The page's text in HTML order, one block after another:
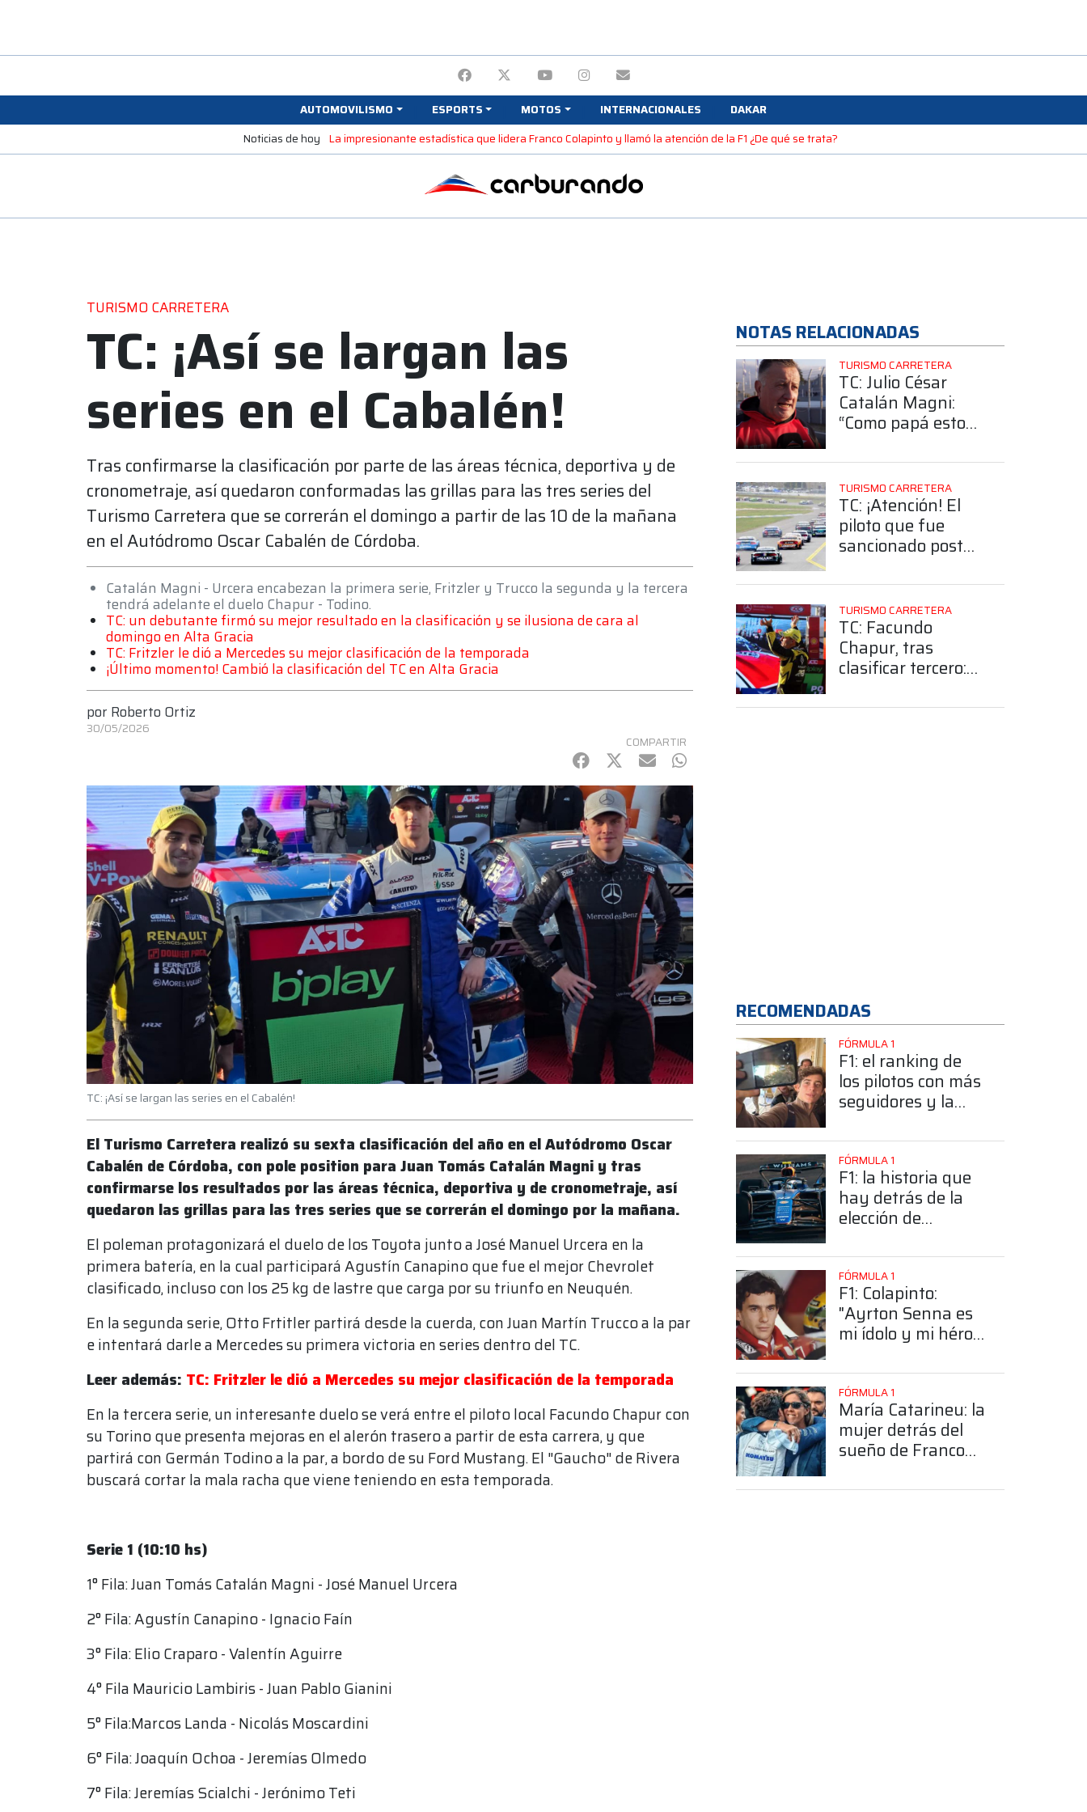
AUTOMOVILISMO ESPORTS MOTOS INTERNACIONALES
DAKAR
Noticias de hoy La impresionante estadística que lidera Franco Colapinto y llamó la atención de la F1 ¿De qué se trata?
TURISMO CARRETERA
TC: ¡Así se largan las
series en el Cabalén!
Tras confirmarse la clasificación por parte de las áreas técnica, deportiva y de
cronometraje, así quedaron conformadas las grillas para las tres series del
Turismo Carretera que se correrán el domingo a partir de las 10 de la mañana
en el Autódromo Oscar Cabalén de Córdoba.
Catalán Magni - Urcera encabezan la primera serie, Fritzler y Trucco la segunda y la tercera
tendrá adelante el duelo Chapur - Todino.
TC: un debutante firmó su mejor resultado en la clasificación y se ilusiona de cara al
domingo en Alta Gracia
TC: Fritzler le dió a Mercedes su mejor clasificación de la temporada
¡Último momento! Cambió la clasificación del TC en Alta Gracia
por Roberto Ortiz
30/05/2026
COMPARTIR
Facebook
Twitter
mail WhatsApp
TC: ¡Así se largan las series en el Cabalén!
El Turismo Carretera realizó su sexta clasificación del año en el Autódromo Oscar
Cabalén de Córdoba, con pole position para Juan Tomás Catalán Magni y tras
confirmarse los resultados por las áreas técnica, deportiva y de cronometraje, así
quedaron las grillas para las tres series que se correrán el domingo por la mañana.
El poleman protagonizará el duelo de los Toyota junto a José Manuel Urcera en la
primera batería, en la cual participará Agustín Canapino que fue el mejor Chevrolet
clasificado, incluso con los 25 kg de lastre que carga por su triunfo en Neuquén.
En la segunda serie, Otto Frtitler partirá desde la cuerda, con Juan Martín Trucco a la par
e intentará darle a Mercedes su primera victoria en series dentro del TC.
Leer además: TC: Fritzler le dió a Mercedes su mejor clasificación de la temporada
En la tercera serie, un interesante duelo se verá entre el piloto local Facundo Chapur con
su Torino que presenta mejoras en el alerón trasero a partir de esta carrera, y que
partirá con Germán Todino a la par, a bordo de su Ford Mustang. El "Gaucho" de Rivera
buscará cortar la mala racha que viene teniendo en esta temporada.
Serie 1 (10:10 hs)
1° Fila: Juan Tomás Catalán Magni - José Manuel Urcera
2° Fila: Agustín Canapino - Ignacio Faín
3° Fila: Elio Craparo - Valentín Aguirre
4° Fila Mauricio Lambiris - Juan Pablo Gianini
5° Fila:Marcos Landa - Nicolás Moscardini
6° Fila: Joaquín Ochoa - Jeremías Olmedo
7° Fila: Jeremías Scialchi - Jerónimo Teti
NOTAS RELACIONADAS
TURISMO CARRETERA
TC: Julio César
Catalán Magni:
“Como papá estoy
mi hijo le vaya
bien”
TURISMO CARRETERA
TC: ¡Atención! El
piloto que fue
sancionado post
detalles de lo
sucedido ¿Qué
pasó?
TURISMO CARRETERA
TC: Facundo
Chapur, tras
clasificar tercero:
el campeonato”
RECOMENDADAS
FÓRMULA 1
F1: el ranking de
los pilotos con más
seguidores y la
posición de
Colapinto
FÓRMULA 1
F1: la historia que
hay detrás de la
elección de
número 43
FÓRMULA 1
F1: Colapinto:
"Ayrton Senna es
mi ídolo y mi héroe
FÓRMULA 1
María Catarineu: la
mujer detrás del
sueño de Franco
Fórmula 1